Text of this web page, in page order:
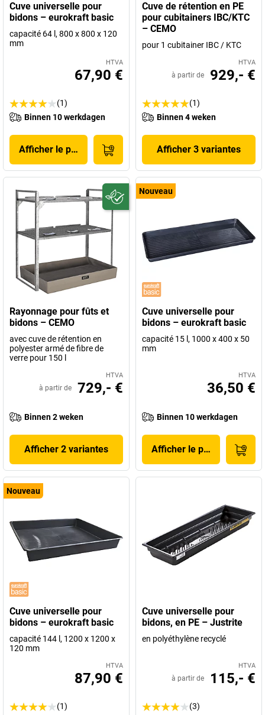
Cuve universelle pour
bidons – eurokraft basic
capacité 64 l, 800 x 800 x 120
mm
HTVA
67,90 €
(1)
Binnen 10 werkdagen
Afficher le produit
Cuve de rétention en PE
pour cubitainers IBC/KTC
– CEMO
pour 1 cubitainer IBC / KTC
HTVA
à partir de 929,- €
(1)
Binnen 4 weken
Afficher 3 variantes
Rayonnage pour fûts et
bidons – CEMO
avec cuve de rétention en
polyester armé de fibre de
verre pour 150 l
HTVA
à partir de 729,- €
Binnen 2 weken
Afficher 2 variantes
Nouveau
Cuve universelle pour
bidons – eurokraft basic
capacité 15 l, 1000 x 400 x 50
mm
HTVA
36,50 €
Binnen 10 werkdagen
Afficher le produit
Nouveau
Cuve universelle pour
bidons – eurokraft basic
capacité 144 l, 1200 x 1200 x
120 mm
HTVA
87,90 €
(1)
Cuve universelle pour
bidons, en PE – Justrite
en polyéthylène recyclé
HTVA
à partir de 115,- €
(3)